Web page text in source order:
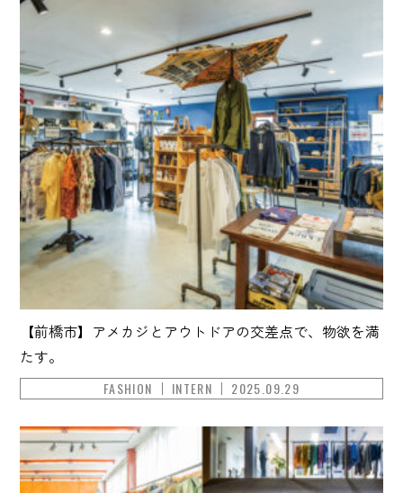
【前橋市】アメカジとアウトドアの交差点で、物欲を満
たす。
FASHION INTERN 2025.09.29